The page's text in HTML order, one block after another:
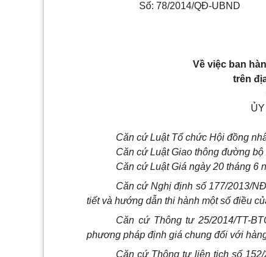
Số: 78/2014/QĐ-UBND
Về việc ban
trên
Căn cứ Luật Tổ chức Hội đồng
Căn cứ Luật Giao thông đường
Căn cứ Luật Giá ngày 20 tháng 6
Căn cứ Nghị định số 177/2013/
tiết và hướng dẫn thi hành một số điều
Căn cứ Thông tư 25/2014/TT-
phương pháp định giá chung đối với
Căn cứ Thông tư liên tịch số